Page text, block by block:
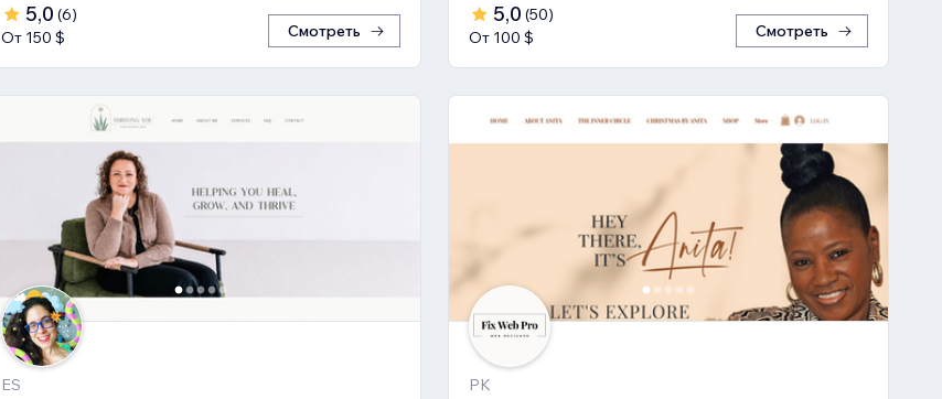
5,0 (6)
От 150 $
Смотреть
5,0 (50)
От 100 $
Смотреть
ES
PK